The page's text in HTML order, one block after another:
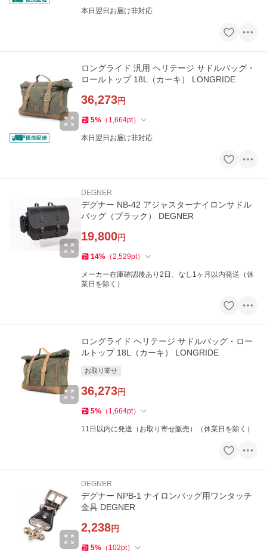
本日翌日お届け非対応
ロングライド 汎用 ヘリテージ サドルバッグ・
ロールトップ 18L（カーキ） LONGRIDE
36,273円
5% （ 1,664pt）
本日翌日お届け非対応
DEGNER
デグナー NB-42 アジャスターナイロンサドル
バッグ（ブラック） DEGNER
19,800円
14% （2,529pt）
メーカー在庫確認後あり2日、なし1ヶ月以内発送（休
業日を除く）
ロングライド ヘリテージ サドルバッグ・ロー
ルトップ 18L（カーキ） LONGRIDE
お取り寄せ
36,273円
5% （ 1,664pt）
11日以内に発送（お取り寄せ販売）（休業日を除く）
DEGNER
デグナー NPB-1 ナイロンバッグ用ワンタッチ
金具 DEGNER
2,238円
5% （ 102pt）